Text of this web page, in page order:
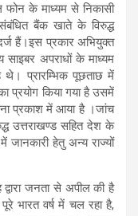
फोन के माध्यम से निकासी
बैंक खाते के विरुद्ध
हैं।इस प्रकार अभियुक्त
अपराधों के माध्यम
प्रारम्भिक पूछताछ में
प्रयोग किया गया है उसमें
प्रकाश में आया है ।जांच
उत्तराखण्ड सहित देश के
जानकारी हेतु अन्य राज्यों
जनता से अपील की है
भारत वर्ष में चल रहा है,